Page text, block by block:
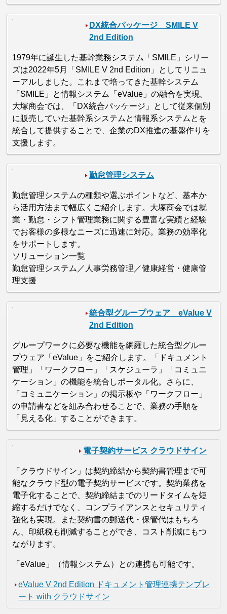
DX統合パッケージ SMILE V
2nd Edition
1979年に誕生した基幹業務システム「SMILE」シリー
ズは2022年5月「SMILE V 2nd Edition」としてリニュ
ーアルしました。これまで培ってきた基幹システム
「SMILE」と情報システム「eValue」の融合を実現。
大塚商会では、「DX統合パッケージ」として従来個別
に販売していた基幹系システムと情報系システムとを
統合して提供することで、企業のDX推進の基盤作りを
支援します。
勤怠管理システム
勤怠管理システムの種類や選ぶポイントなど、基本か
ら活用方法まで幅広くご紹介します。大塚商会では就
業・勤怠・シフト管理業務に関する豊富な実績と経験
でお客様の多様なニーズに迅速に対応。業務の効率化
をサポートします。
ソリューション一覧
勤怠管理システム／人事労務管理／健康経営・健康管
理支援
統合型グループウェア eValue V
2nd Edition
グループワークに必要な機能を網羅した統合型グルー
プウェア「eValue」をご紹介します。「ドキュメント
管理」「ワークフロー」「スケジューラ」「コミュニ
ケーション」の機能を統合しポータル化。さらに、
「コミュニケーション」の掲示板や「ワークフロー」
の申請書などを組み合わせることで、業務の手順を
「見える化」することができます。
電子契約サービス クラウドサイン
「クラウドサイン」は契約締結から契約書管理まで可
能なクラウド型の電子契約サービスです。契約業務を
電子化することで、契約締結までのリードタイムを短
縮するだけでなく、コンプライアンスとセキュリティ
強化も実現。また契約書の郵送代・保管代はもちろ
ん、印紙税も削減することができ、コスト削減にもつ
ながります。
「eValue」（情報システム）との連携も可能です。
eValue V 2nd Edition ドキュメント管理連携テンプレ
ート with クラウドサイン